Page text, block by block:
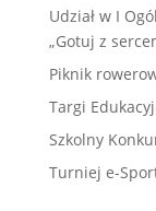
Udział w I
„Gotuj z
Piknik
Targi
Szkolny
Turniej e-